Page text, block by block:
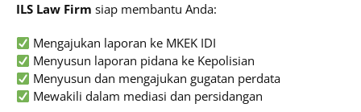
ILS Law Firm siap membantu Anda:
Mengajukan laporan ke MKEK IDI
Menyusun laporan pidana ke Kepolisian
Menyusun dan mengajukan gugatan perdata
Mewakili dalam mediasi dan persidangan